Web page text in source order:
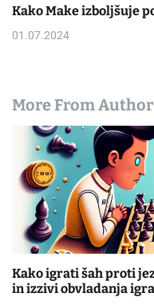
Kako Make izboljšuje
01.07.2024
More From Author
Kako igrati šah proti
in izzivi obvladanja